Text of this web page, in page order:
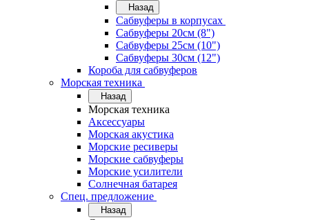
Назад
Сабвуферы в корпусах
Сабвуферы 20см (8")
Сабвуферы 25см (10")
Сабвуферы 30см (12")
Короба для сабвуферов
Морская техника
Назад
Морская техника
Аксессуары
Морская акустика
Морские ресиверы
Морские сабвуферы
Морские усилители
Солнечная батарея
Спец. предложение
Назад